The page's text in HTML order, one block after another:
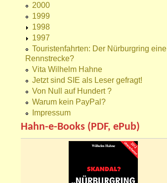
2000
1999
1998
1997
Touristenfahrten: Der Nürburgring eine
Rennstrecke?
Vita Wilhelm Hahne
Jetzt sind SIE als Leser gefragt!
Von Null auf Hundert ?
Warum kein PayPal?
Impressum
Hahn-e-Books (PDF, ePub)